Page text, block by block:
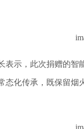
表示，此次捐赠的
态化传承，既保留